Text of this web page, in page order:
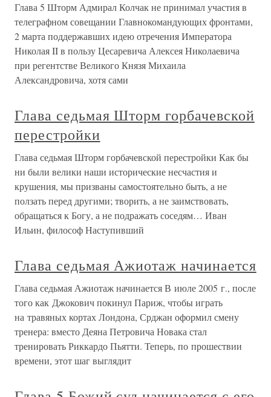
Глава 5 Шторм Адмирал Колчак не принимал участия в
телеграфном совещании Главнокомандующих фронтами,
2 марта поддержавших идею отречения Императора
Николая II в пользу Цесаревича Алексея Николаевича
при регентстве Великого Князя Михаила
Александровича, хотя сами
Глава седьмая Шторм горбачевской
перестройки
Глава седьмая Шторм горбачевской перестройки Как бы
ни были велики наши исторические несчастия и
крушения, мы призваны самостоятельно быть, а не
ползать перед другими; творить, а не заимствовать,
обращаться к Богу, а не подражать соседям… Иван
Ильин, философ Наступивший
Глава седьмая Ажиотаж начинается
Глава седьмая Ажиотаж начинается В июле 2005 г., после
того как Джокович покинул Париж, чтобы играть
на травяных кортах Лондона, Срджан оформил смену
тренера: вместо Деяна Петровича Новака стал
тренировать Риккардо Пьятти. Теперь, по прошествии
времени, этот шаг выглядит